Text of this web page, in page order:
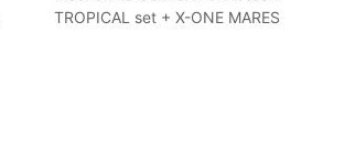
TROPICAL set + X-ONE MARES